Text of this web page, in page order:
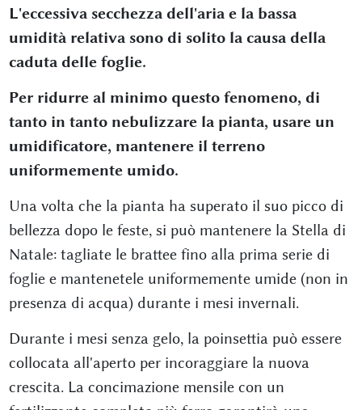
L'eccessiva secchezza dell'aria e la bassa
umidità relativa sono di solito la causa della
caduta delle foglie.
Per ridurre al minimo questo fenomeno, di
tanto in tanto nebulizzare la pianta, usare un
umidificatore, mantenere il terreno
uniformemente umido.
Una volta che la pianta ha superato il suo picco di
bellezza dopo le feste, si può mantenere la Stella di
Natale: tagliate le brattee fino alla prima serie di
foglie e mantenetele uniformemente umide (non in
presenza di acqua) durante i mesi invernali.
Durante i mesi senza gelo, la poinsettia può essere
collocata all'aperto per incoraggiare la nuova
crescita. La concimazione mensile con un